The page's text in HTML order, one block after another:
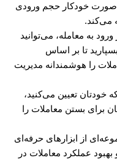
صورت خودکار حجم ورودی
می‌کند.
به معامله، می‌توانید
تا بر اساس
را هوشمندانه مدیریت
خودتان تعیین می‌کنید،
برای بستن معاملات را
از ابزارهای حرفه‌ای
عملکرد معاملات در